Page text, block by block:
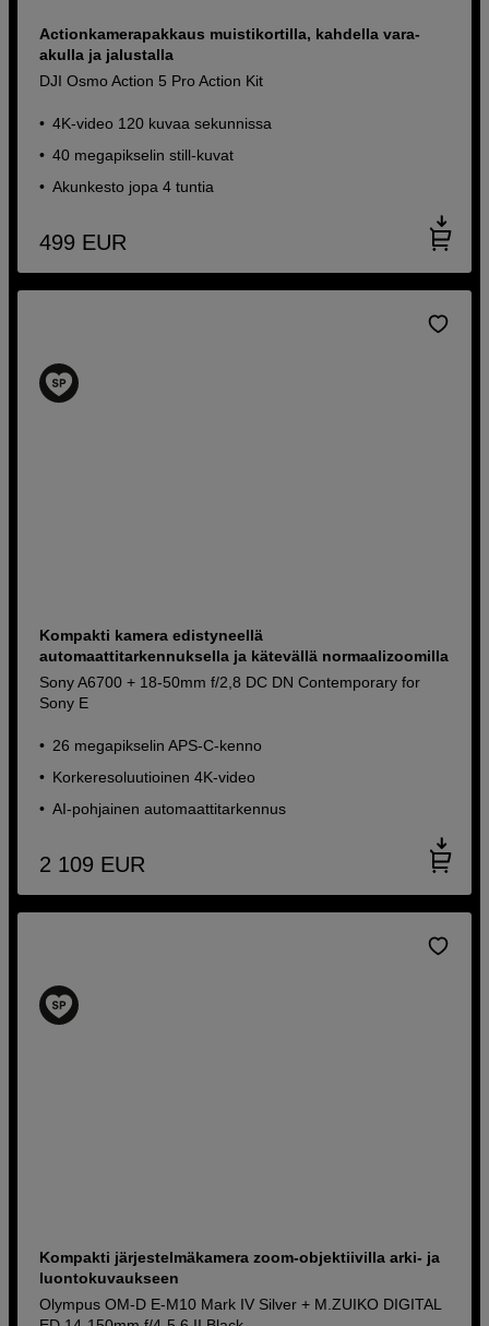
Actionkamerapakkaus muistikortilla, kahdella vara-
akulla ja jalustalla
DJI Osmo Action 5 Pro Action Kit
4K-video 120 kuvaa sekunnissa
40 megapikselin still-kuvat
Akunkesto jopa 4 tuntia
499 EUR
Kompakti kamera edistyneellä
automaattitarkennuksella ja kätevällä normaalizoomilla
Sony A6700 + 18-50mm f/2,8 DC DN Contemporary for
Sony E
26 megapikselin APS-C-kenno
Korkeresoluutioinen 4K-video
AI-pohjainen automaattitarkennus
2 109 EUR
Kompakti järjestelmäkamera zoom-objektiivilla arki- ja
luontokuvaukseen
Olympus OM-D E-M10 Mark IV Silver + M.ZUIKO DIGITAL